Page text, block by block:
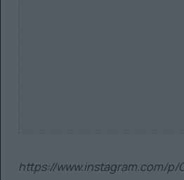
https://www.instagram.com/p/